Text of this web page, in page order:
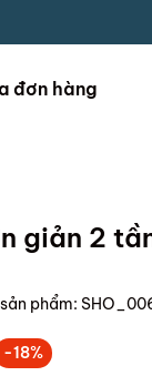
đơn hàng
giản 2
phẩm:
-18%